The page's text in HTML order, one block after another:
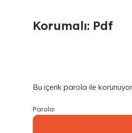
Korumalı: Pdf
Bu içerik parola ile
Parola: